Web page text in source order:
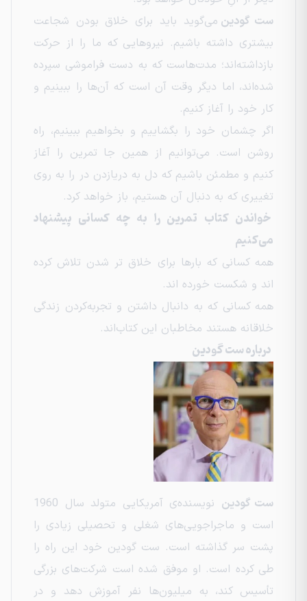
ست گودین می‌گوید باید برای خلاق بودن شجاعت
بیشتری داشته باشیم. نیروهایی که ما را از حرکت
بازداشته‌اند؛ مدت‌هاست که به دست فراموشی سپرده
شده‌اند، اما دیگر وقت آن است که آن‌ها را ببینیم و
کار خود را آغاز کنیم.
اگر چشمان خود را بگشاییم و بخواهیم ببینیم، راه
روشن است. می‌توانیم از همین جا تمرین را آغاز
کنیم و مطمئن باشیم که دل به دریازدن در را به روی
تغییری که به دنبال آن هستیم، باز خواهد کرد.
خواندن کتاب تمرین را به چه کسانی پیشنهاد
می‌کنیم
همه کسانی که بارها برای خلاق تر شدن تلاش کرده
اند و شکست خورده اند.
همه کسانی که به دانبال داشتن و تجربه‌کردن زندگی
خلاقانه هستند مخاطبان این کتاب‌اند.
درباره ست گودین
ست گودین
نویسنده‌ی آمریکایی متولد سال 1960
است و ماجراجویی‌های شغلی و تحصیلی زیادی را
پشت سر گذاشته است. ست گودین خود این راه را
طی کرده است. او موفق شده است شرکت‌های بزرگی
تأسیس کند، به میلیون‌ها نفر آموزش دهد و در